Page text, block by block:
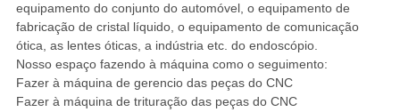
equipamento do conjunto do automóvel, o equipamento de
fabricação de cristal líquido, o equipamento de comunicação
ótica, as lentes óticas, a indústria etc. do endoscópio.
Nosso espaço fazendo à máquina como o seguimento:
Fazer à máquina de gerencio das peças do CNC
Fazer à máquina de trituração das peças do CNC